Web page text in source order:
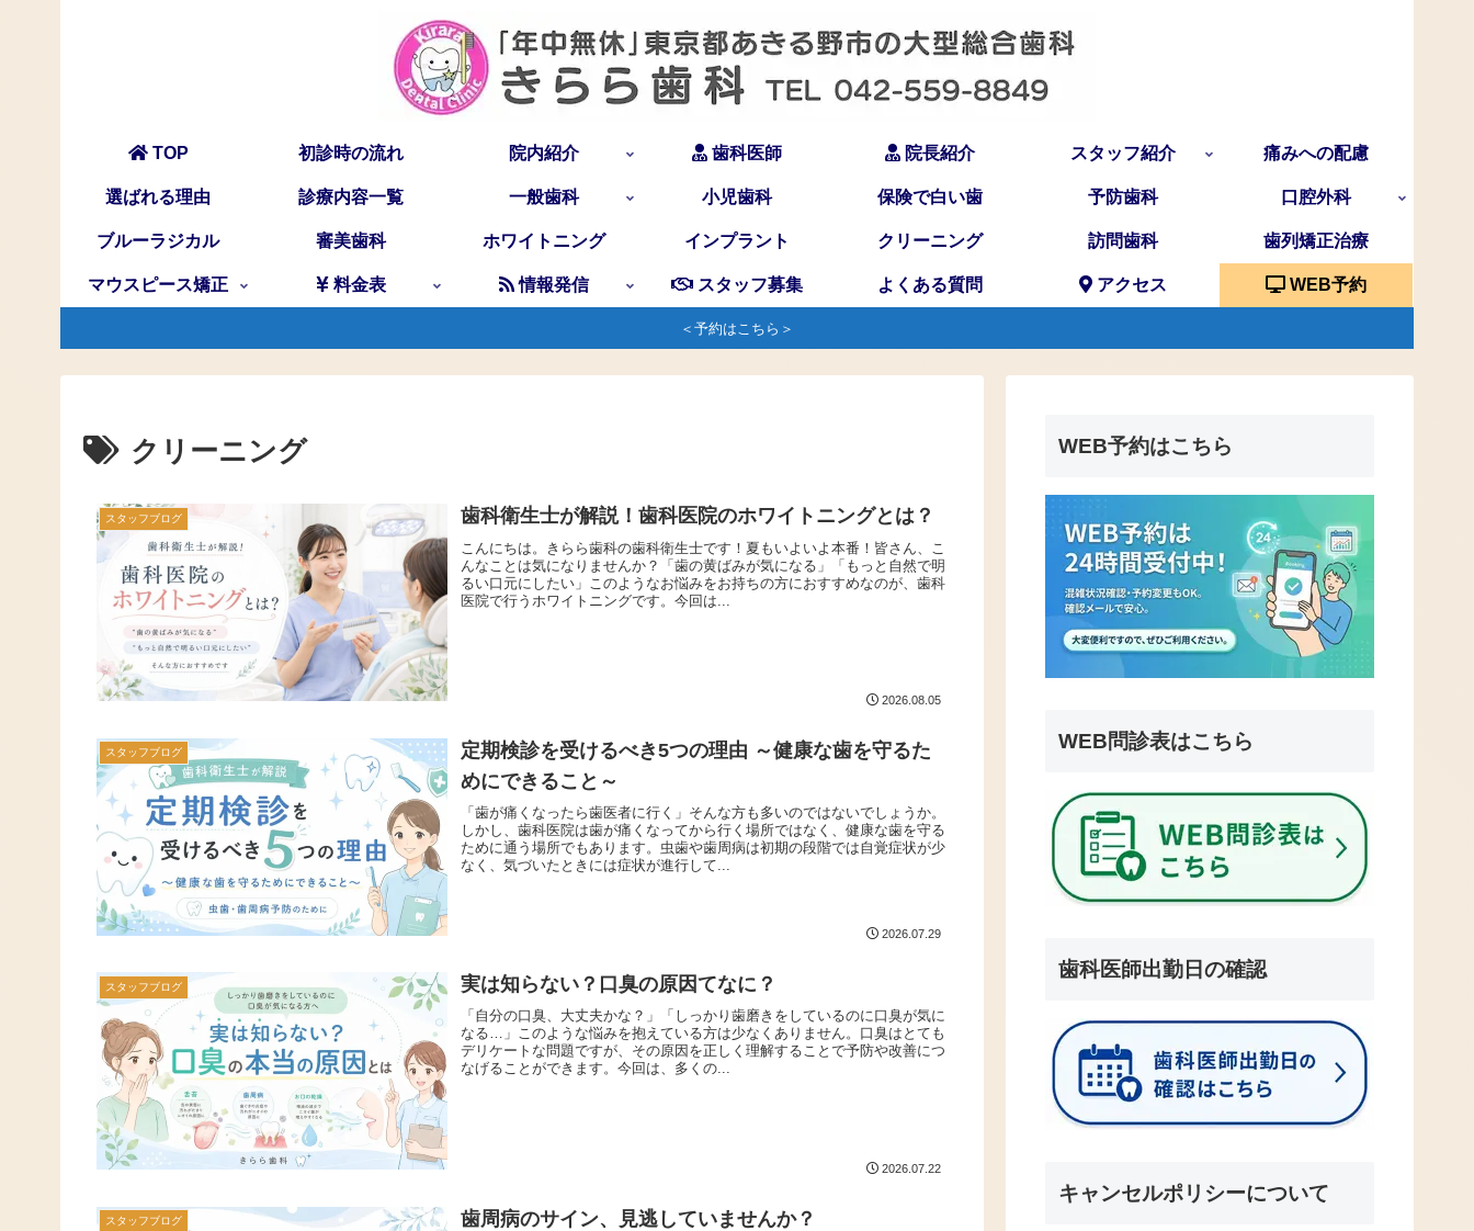
TOP 初診時の流れ 院内紹介 歯科医師 院長紹介 スタッフ紹介 痛みへの配慮
選ばれる理由 診療内容一覧 一般歯科 小児歯科 保険で白い歯 予防歯科 口腔外科
ブルーラジカル 審美歯科 ホワイトニング インプラント クリーニング 訪問歯科 歯列矯正治療
マウスピース矯正 料金表 情報発信 スタッフ募集 よくある質問 アクセス WEB予約
＜予約はこちら＞
クリーニング
スタッフブログ 歯科衛生士が解説！歯科医院のホワイトニングとは？
こんにちは。きらら歯科の歯科衛生士です！夏もいよいよ本番！皆さん、こ
んなことは気になりませんか？「歯の黄ばみが気になる」「もっと自然で明
るい口元にしたい」このようなお悩みをお持ちの方におすすめなのが、歯科
医院で行うホワイトニングです。今回は...
2026.08.05
スタッフブログ
定期検診を受けるべき5つの理由 ～健康な歯を守るた
めにできること～
「歯が痛くなったら歯医者に行く」そんな方も多いのではないでしょうか。
しかし、歯科医院は歯が痛くなってから行く場所ではなく、健康な歯を守る
ために通う場所でもあります。虫歯や歯周病は初期の段階では自覚症状が少
なく、気づいたときには症状が進行して...
2026.07.29
スタッフブログ 実は知らない？口臭の原因てなに？
「自分の口臭、大丈夫かな？」「しっかり歯磨きをしているのに口臭が気に
なる…」このような悩みを抱えている方は少なくありません。口臭はとても
デリケートな問題ですが、その原因を正しく理解することで予防や改善につ
なげることができます。今回は、多くの...
2026.07.22
スタッフブログ 歯周病のサイン、見逃していませんか？
WEB予約はこちら
WEB問診表はこちら
歯科医師出勤日の確認
キャンセルポリシーについて